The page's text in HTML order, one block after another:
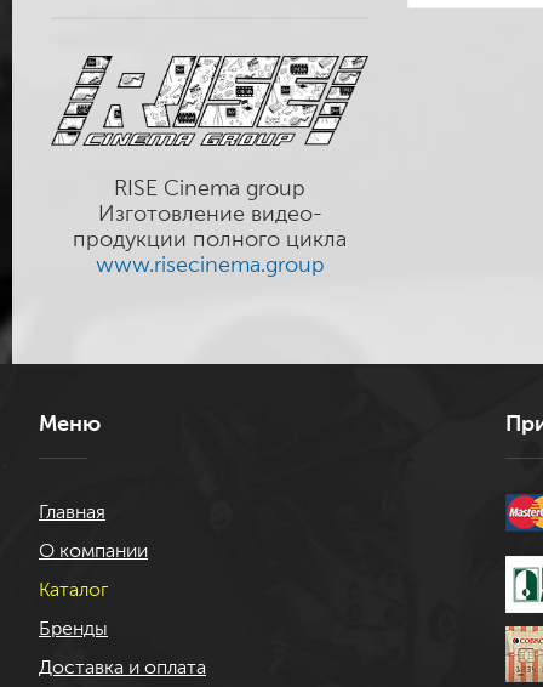
RISE Cinema group
Изготовление видео-
продукции полного цикла
www.risecinema.group
Меню
Главная
О компании
Каталог
Бренды
Доставка и оплата